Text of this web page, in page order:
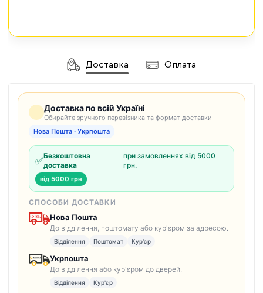
Доставка Оплата
Доставка по всій Україні
Обирайте зручного перевізника та формат доставки
Нова Пошта · Укрпошта
✅Безкоштовна
доставка
при замовленнях від 5000
грн.
від 5000 грн
СПОСОБИ ДОСТАВКИ
Нова Пошта
До відділення, поштомату або кур'єром за адресою.
Відділення Поштомат Кур'єр
Укрпошта
До відділення або кур'єром до дверей.
Відділення Кур'єр